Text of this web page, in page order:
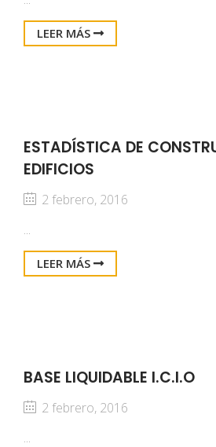
LEER MÁS
ESTADÍSTICA DE
EDIFICIOS
2 febrero, 2016
...
LEER MÁS
BASE LIQUIDABLE I.C.I.O
2 febrero, 2016
...